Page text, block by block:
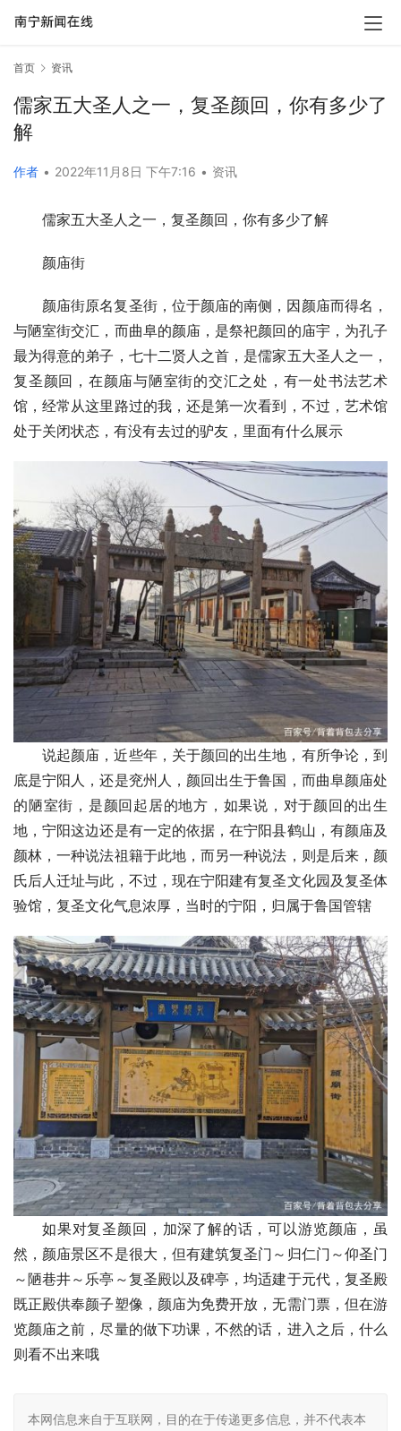
首页 资讯
儒家五大圣人之一，复圣颜回，你有多少了
解
作者 • 2022年11月8日 下午7:16 • 资讯
儒家五大圣人之一，复圣颜回，你有多少了解
颜庙街
颜庙街原名复圣街，位于颜庙的南侧，因颜庙而得名，
与陋室街交汇，而曲阜的颜庙，是祭祀颜回的庙宇，为孔子
最为得意的弟子，七十二贤人之首，是儒家五大圣人之一，
复圣颜回，在颜庙与陋室街的交汇之处，有一处书法艺术
馆，经常从这里路过的我，还是第一次看到，不过，艺术馆
处于关闭状态，有没有去过的驴友，里面有什么展示
说起颜庙，近些年，关于颜回的出生地，有所争论，到
底是宁阳人，还是兖州人，颜回出生于鲁国，而曲阜颜庙处
的陋室街，是颜回起居的地方，如果说，对于颜回的出生
地，宁阳这边还是有一定的依据，在宁阳县鹤山，有颜庙及
颜林，一种说法祖籍于此地，而另一种说法，则是后来，颜
氏后人迁址与此，不过，现在宁阳建有复圣文化园及复圣体
验馆，复圣文化气息浓厚，当时的宁阳，归属于鲁国管辖
如果对复圣颜回，加深了解的话，可以游览颜庙，虽
然，颜庙景区不是很大，但有建筑复圣门～归仁门～仰圣门
～陋巷井～乐亭～复圣殿以及碑亭，均适建于元代，复圣殿
既正殿供奉颜子塑像， 颜庙为免费开放，无需门票，但在游
览颜庙之前，尽量的做下功课，不然的话，进入之后，什么
则看不出来哦
本网信息来自于互联网，目的在于传递更多信息，并不代表本